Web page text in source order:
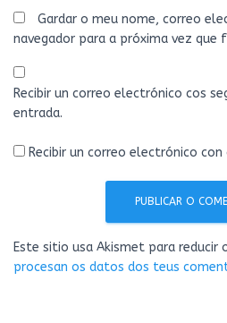
Gardar o meu nome, correo
navegador para a próxima vez que
Recibir un correo electrónico cos
entrada.
Recibir un correo electrónico
Este sitio usa Akismet para reducir
procesan os datos dos teus